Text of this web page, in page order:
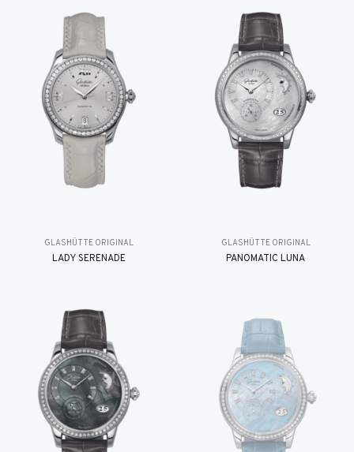
GLASHÜTTE ORIGINAL
LADY SERENADE
GLASHÜTTE ORIGINAL
PANOMATIC LUNA